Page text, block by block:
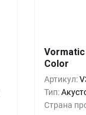
Vormatic
Color
Артикул:
Тип:
Страна
1+
5+
10+